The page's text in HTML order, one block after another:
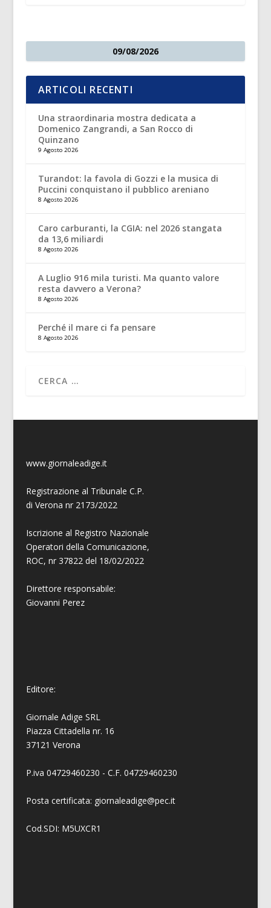
09/08/2026
ARTICOLI RECENTI
Una straordinaria mostra dedicata a
Domenico Zangrandi, a San Rocco di
Quinzano
9 Agosto 2026
Turandot: la favola di Gozzi e la musica di
Puccini conquistano il pubblico areniano
8 Agosto 2026
Caro carburanti, la CGIA: nel 2026 stangata
da 13,6 miliardi
8 Agosto 2026
A Luglio 916 mila turisti. Ma quanto valore
resta davvero a Verona?
8 Agosto 2026
Perché il mare ci fa pensare
8 Agosto 2026
www.giornaleadige.it
Registrazione al Tribunale C.P.
di Verona nr 2173/2022
Iscrizione al Registro Nazionale
Operatori della Comunicazione,
ROC, nr 37822 del 18/02/2022
Direttore responsabile:
Giovanni Perez
Editore:
Giornale Adige SRL
Piazza Cittadella nr. 16
37121 Verona
P.iva 04729460230 - C.F. 04729460230
Posta certificata: giornaleadige@pec.it
Cod.SDI: M5UXCR1